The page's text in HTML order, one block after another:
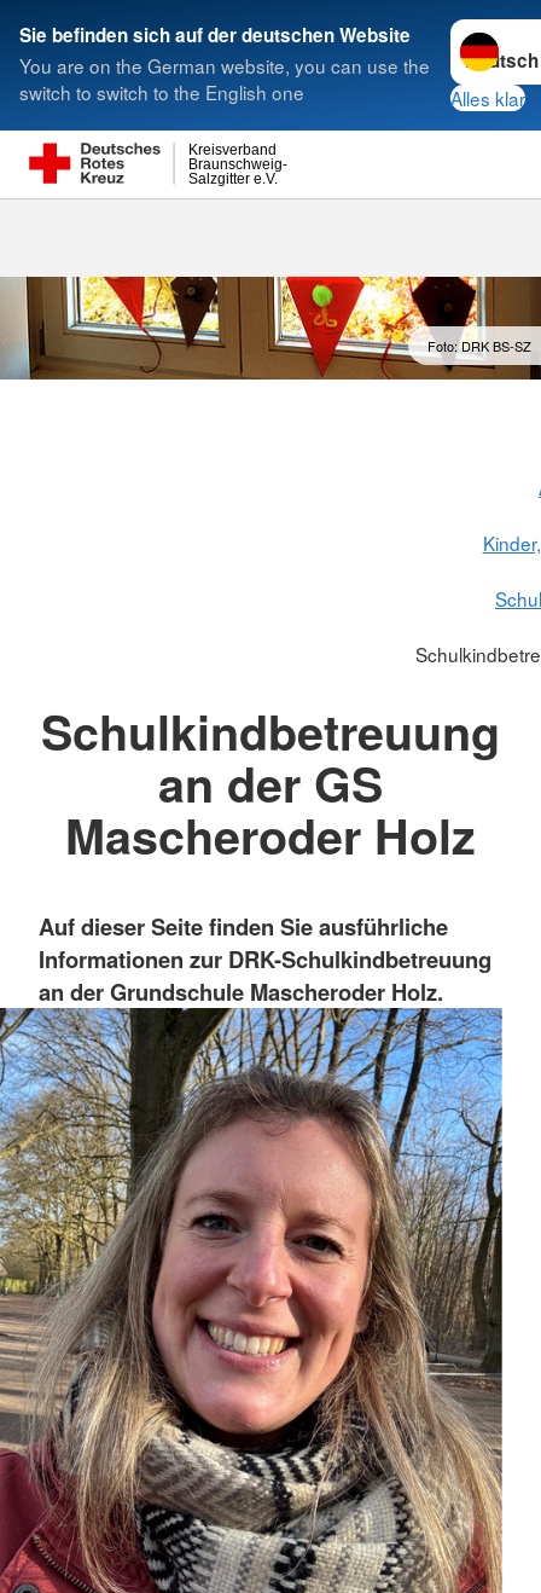
Sie befinden sich auf der deutschen Website
You are on the German website, you can use the
switch to switch to the English one
Sprache
Alles klar
Salzgitter e.V.
Braunschweig-
Kreisverband
Suche
Foto: DRK BS-SZ
Schulkindbetreuung
an der GS
Mascheroder Holz
Auf dieser Seite finden Sie ausführliche
Informationen zur DRK-Schulkindbetreuung
an der Grundschule Mascheroder Holz.